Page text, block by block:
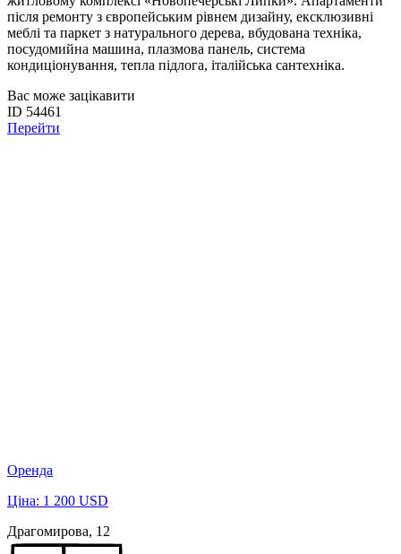
після ремонту з європейським рівнем дизайну, ексклюзивні
меблі та паркет з натурального дерева, вбудована техніка,
посудомийна машина, плазмова панель, система
кондиціонування, тепла підлога, італійська сантехніка.
Вас може зацікавити
ID 54461
Перейти
Оренда
Ціна: 1 200 USD
Драгомирова, 12